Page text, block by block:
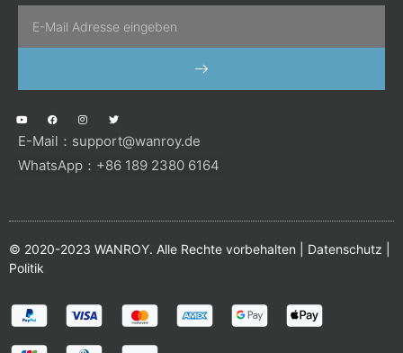
SENDEN
o
t
b
e
a
e
o
o
n
t
g
r
w
t
e
r
E-Mail： support@wanroy.de
WhatsApp：+86 189 2380 6164
© 2020-2023 WANROY. Alle Rechte vorbehalten | Datenschutz
Politik